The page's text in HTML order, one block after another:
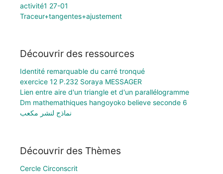
activité1 27-01
Traceur+tangentes+ajustement
Découvrir des ressources
Identité remarquable du carré tronqué
exercice 12 P.232 Soraya MESSAGER
Lien entre aire d'un triangle et d'un parallélogramme
Dm mathemathiques hangoyoko believe seconde 6
نماذج لنشر مكعب
Découvrir des Thèmes
Cercle Circonscrit